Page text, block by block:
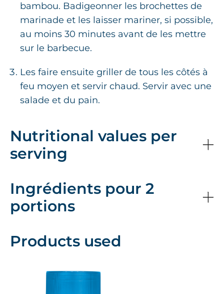
bambou. Badigeonner les brochettes de
marinade et les laisser mariner, si possible,
au moins 30 minutes avant de les mettre
sur le barbecue.
Les faire ensuite griller de tous les côtés à
feu moyen et servir chaud. Servir avec une
salade et du pain.
Nutritional values per
serving
Ingrédients pour 2
portions
Products used